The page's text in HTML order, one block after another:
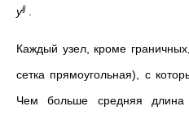
yij.
Каждый узел, кроме
сетка прямоугольная), с
Чем больше средняя длина